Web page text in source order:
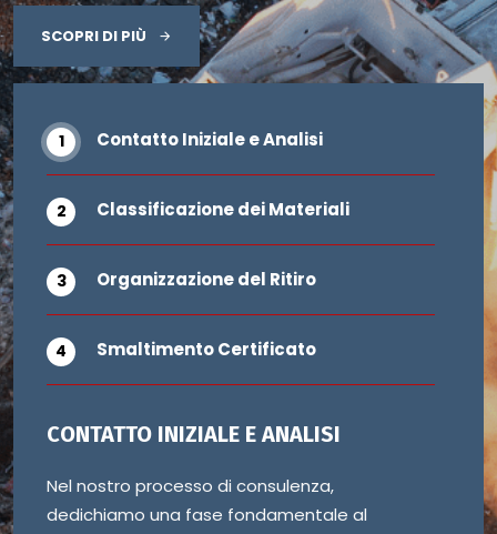
SCOPRI DI PIÙ
Contatto Iniziale e Analisi
Classificazione dei Materiali
Organizzazione del Ritiro
Smaltimento Certificato
CONTATTO INIZIALE E ANALISI
Nel nostro processo di consulenza,
dedichiamo una fase fondamentale al